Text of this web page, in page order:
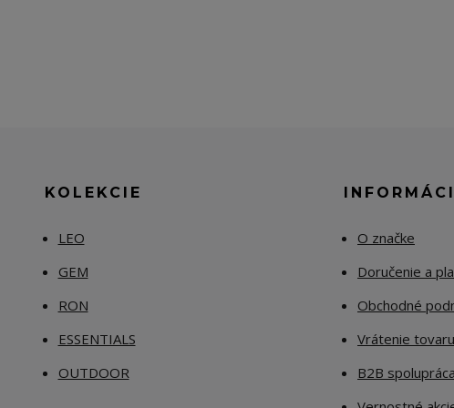
KOLEKCIE
LEO
GEM
RON
ESSENTIALS
OUTDOOR
O značke
Doručenie a
Obchodné
Vrátenie tovaru
B2B spolupráca